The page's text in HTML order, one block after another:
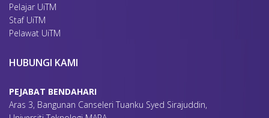
Pelajar UiTM
Staf UiTM
Pelawat UiTM
HUBUNGI KAMI
PEJABAT BENDAHARI
Aras 3, Bangunan Canseleri Tuanku Syed Sirajuddin,